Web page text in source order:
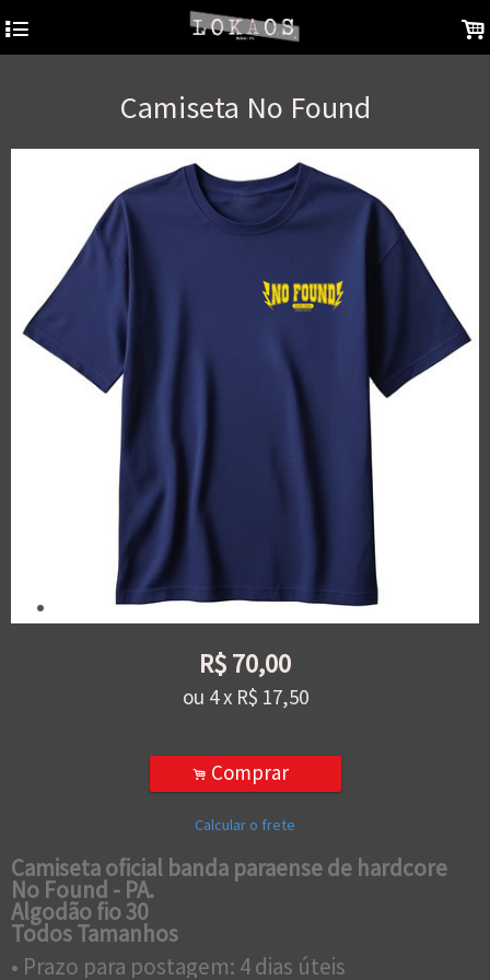
4 .
Camiseta No Found
R$70,00
ou 4x R$ 17,50
. Comprar
Calcular o frete
Camiseta oficial banda paraense de hardcore
No Found - PA.
Algodão fio 30
Todos Tamanhos
• Prazo para postagem: 4 dias úteis